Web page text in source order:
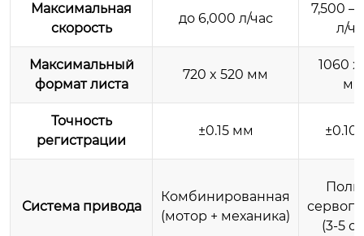
Максимальная
скорость
до 6,000 л/час
7,500 –
л/
Максимальный
формат листа
720 x 520 мм
1060 x
мм
Точность
регистрации
±0.15 мм
Система привода
Комбинированная
(мотор + механика)
(3-5